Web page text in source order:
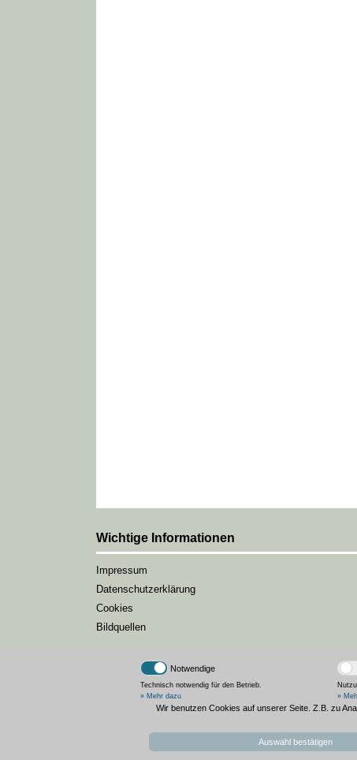
Wichtige Informationen
Impressum
Datenschutzerklärung
Cookies
Bildquellen
Notwendige
Technisch notwendig für den Betrieb.
» Mehr dazu
»
Wir benutzen Cookies auf unserer Seite. Z.B. zu
Auswahl bestätigen